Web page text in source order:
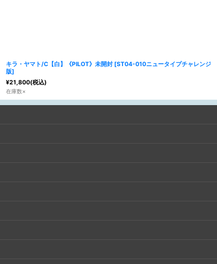
キラ・ヤマト/C【白】《PILOT》未開封 [ST04-010ニュータイプチャレンジ
版]
¥21,800(税込)
在庫数×